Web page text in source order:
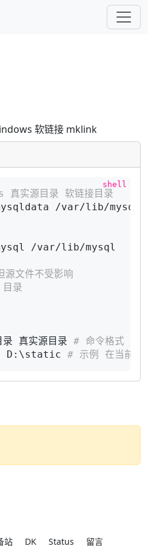
软链接 mklink
实源目录 软链接目录
/var/lib/mysql
/var/lib/mysql
文件不受影响
录
真实源目录 # 命令格式
D:\static # 示例 在当前
站 DK Status 留言